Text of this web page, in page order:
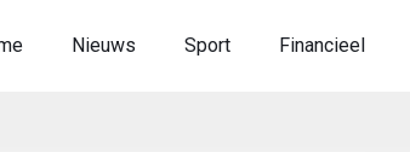
Nieuws Sport Financieel